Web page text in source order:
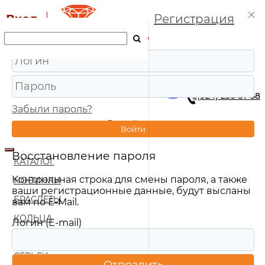
+7 (924) 250-37-58
ВОЙТИ
КАТАЛОГ
НОВИНКИ
БРАСЛЕТЫ
КОЛЬЦА
СЕРЬГИ
Вход Регистрация
Забыли пароль?
Войти
Восстановление пароля
Контрольная строка для смены пароля, а также
ваши регистрационные данные, будут высланы
вам по E-Mail.
Логин (E-mail)